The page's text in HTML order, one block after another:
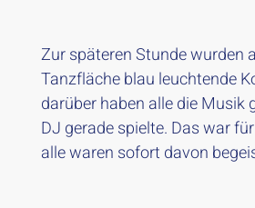
Zur späteren Stunde wurden
Tanzfläche blau leuchtende
darüber haben alle die Musik
DJ gerade spielte. Das war
alle waren sofort davon